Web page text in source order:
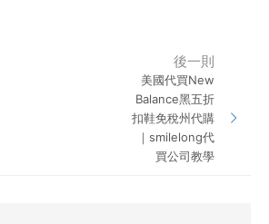
後一則
美國代買New
Balance黑五折
扣鞋免稅州代購
｜smilelong代
買公司教學